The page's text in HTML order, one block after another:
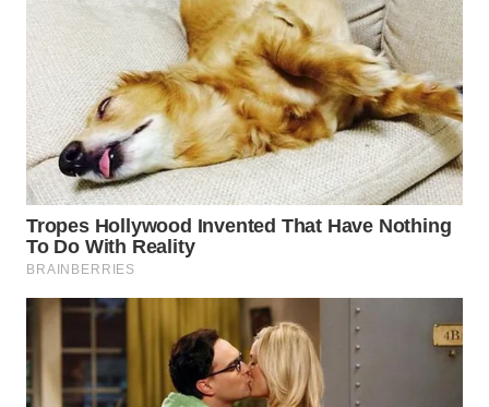
WN
KALTIM
WN
SULSEL
WN
GORONTALO
WN
WN